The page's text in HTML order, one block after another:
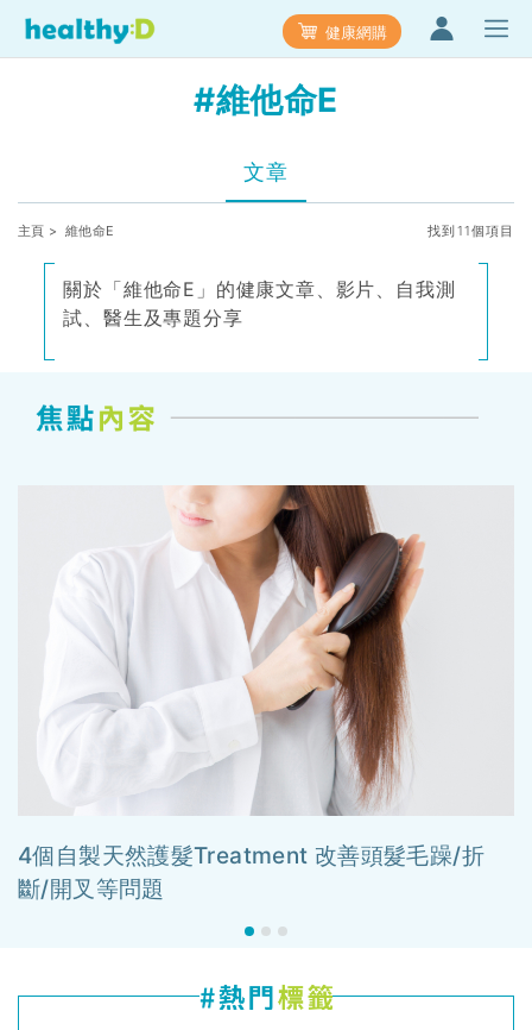
健康網購
#維他命E
文章
主頁 > 維他命E 找到11個項目
關於「維他命E」的健康文章、影片、自我測
試、醫生及專題分享
4個自製天然護髮Treatment 改善頭髮毛躁/折
斷/開叉等問題